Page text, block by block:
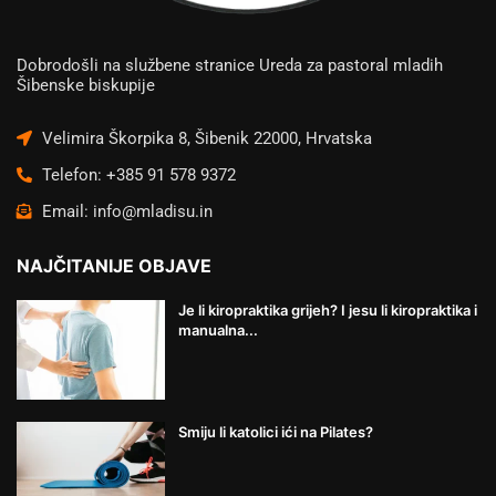
Dobrodošli na službene stranice Ureda za pastoral mladih
Šibenske biskupije
Velimira Škorpika 8, Šibenik 22000, Hrvatska
Telefon: +385 91 578 9372
Email: info@mladisu.in
NAJČITANIJE OBJAVE
Je li kiropraktika grijeh? I jesu li kiropraktika i
manualna...
Smiju li katolici ići na Pilates?